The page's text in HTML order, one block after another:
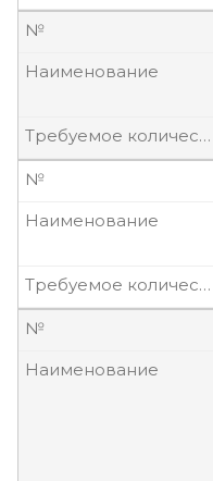
№
Наименование
Требуемое количество, шт
№
Наименование
Требуемое количество, шт
№
Наименование